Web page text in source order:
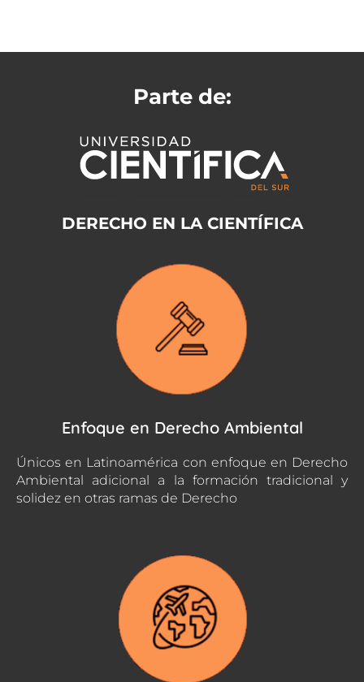
Parte de:
DERECHO EN LA CIENTÍFICA
Enfoque en Derecho Ambiental
Únicos en Latinoamérica con enfoque en Derecho
Ambiental adicional a la formación tradicional y
solidez en otras ramas de Derecho